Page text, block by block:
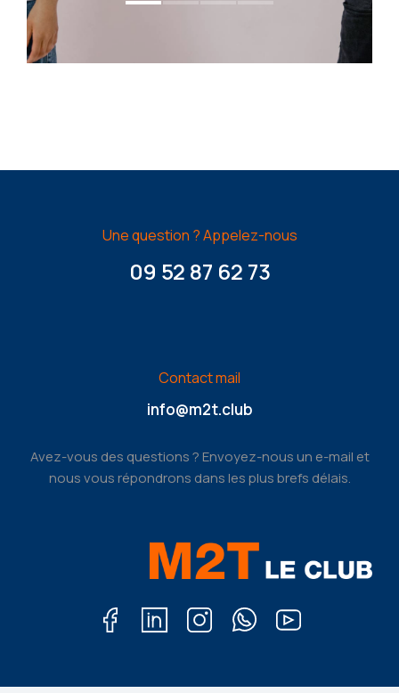
Une question ? Appelez-nous
09 52 87 62 73
Contact mail
info@m2t.club
Avez-vous des questions ? Envoyez-nous un e-mail et
nous vous répondrons dans les plus brefs délais.